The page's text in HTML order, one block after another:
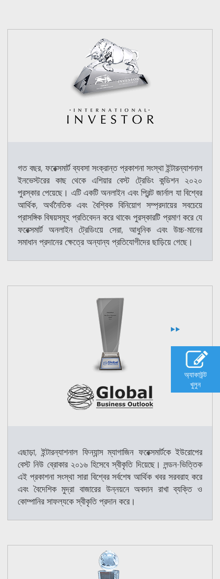
গত বছর, ফরেক্সমার্ট ব্যবসা সংক্রান্ত প্রকাশনা সংস্থা ইন্টারন্যাশনাল
ইনভেস্টরের কাছ থেকে এশিয়ার বেস্ট ট্রেডিং কন্ডিশন ২০২০
পুরস্কার পেয়েছে। এটি একটি অনলাইন এবং প্রিন্ট জার্নাল যা বিশ্বের
আর্থিক, অর্থনৈতিক এবং বৈশ্বিক বিনিয়োগ সম্প্রদায়ের সবচেয়ে
প্রাসঙ্গিক বিষয়সমূহ প্রতিবেদন করে থাকে৷ পুরস্কারটি প্রমাণ করে যে
ফরেক্সমার্ট অনলাইন ট্রেডিংয়ে সেরা, আধুনিক এবং উচ্চ-মানের
সমাধান প্রদানের ক্ষেত্রে অন্যান্য প্রতিযোগীদের ছাড়িয়ে গেছে।
এছাড়া, ইন্টারন্যাশনাল ফিন্যান্স ম্যাগাজিন ফরেক্সমার্টকে ইউরোপের
বেস্ট নিউ ব্রোকার ২০১৬ হিসেবে স্বীকৃতি দিয়েছে। লন্ডন-ভিত্তিক
এই প্রকাশনা সংস্থা সারা বিশ্বের সর্বশেষ আর্থিক খবর সরবরাহ করে
এবং বৈদেশিক মুদ্রা বাজারের উন্নয়নে অবদান রাখা ব্যক্তি ও
কোম্পানির সাফল্যকে স্বীকৃতি প্রদান করে।
অ্যাকাউন্ট
খুলুন